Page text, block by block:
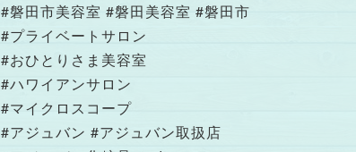
#磐田市美容室 #磐田美容室 #磐田市
#プライベートサロン
#おひとりさま美容室
#ハワイアンサロン
#マイクロスコープ
#アジュバン #アジュバン取扱店